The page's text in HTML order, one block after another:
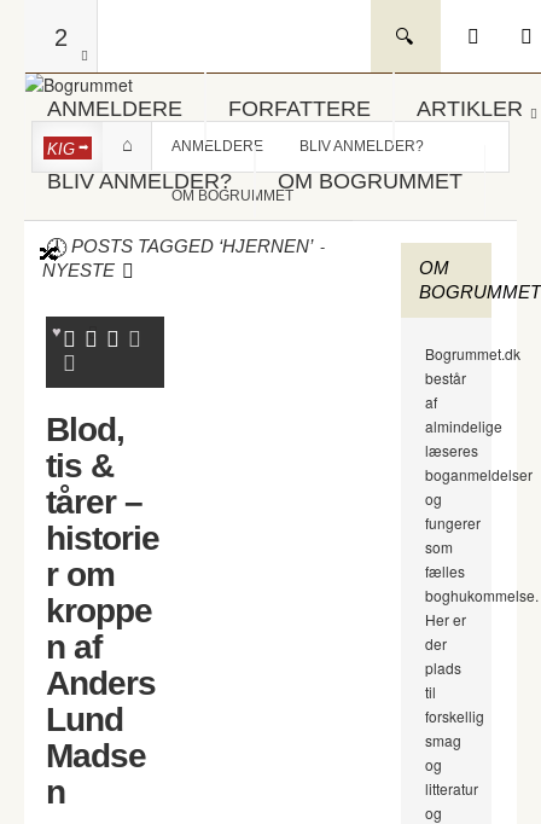
2
ANMELDERE FORFATTERE ARTIKLER
BLIV ANMELDER? OM BOGRUMMET
KIG ANMELDERE BLIV ANMELDER?
OM BOGRUMMET
POSTS TAGGED ‘HJERNEN’ -
NYESTE
Blod,
tis &
tårer –
historie
r om
kroppe
n af
Anders
Lund
Madse
n
OM
BOGRUMMET
Bogrummet.dk
består
af
almindelige
læseres
boganmeldelser
og
fungerer
som
fælles
boghukommelse.
Her er
der
plads
til
forskellig
smag
og
litteratur
og